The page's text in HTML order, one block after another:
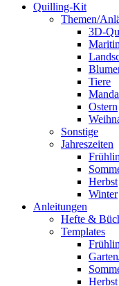
Quilling-Kit
Themen/
3D-
Tiere
Ostern
Sonstige
Jahreszeiten
Herbst
Winter
Anleitungen
Hefte &
Templates
Herbst